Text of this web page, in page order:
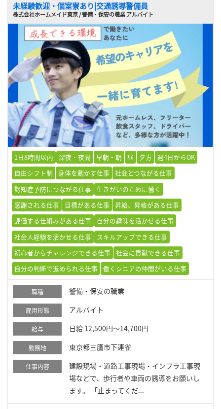
未経験歓迎・個室寮あり|交通誘導警備員
株式会社ホームメイド東京 / 警備・保安の職業 アルバイト
1日8時間以内 深夜・夜間 早朝・朝 昼 夕方
週4日からOK
自由シフト制
身体を動かす仕事
社会とつながる仕事
認知症予防につながる仕事
生きがいのために働く
感謝される仕事
目標がある仕事
昇給、昇格がある仕事
評価する仕組みがある仕事
自分の趣味を活かせる仕事
社会人経験を活かせる仕事
スキルアップできる仕事
初心者からチャレンジできる仕事
社会に貢献できる仕事
自分の判断で進められる仕事
働くシニアの仲間がいる仕事
職種 警備・保安の職業
雇用形態 アルバイト
給与 日給 12,500円～14,700円
勤務地 東京都三鷹市下連雀
仕事内容
建設現場・道路工事現場・インフラ工事現
場などで、歩行者や車両の誘導をお願いし
ます。 「止まってくだ...